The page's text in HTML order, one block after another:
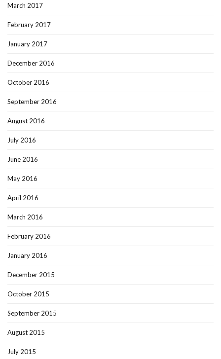
March 2017
February 2017
January 2017
December 2016
October 2016
September 2016
August 2016
July 2016
June 2016
May 2016
April 2016
March 2016
February 2016
January 2016
December 2015
October 2015
September 2015
August 2015
July 2015